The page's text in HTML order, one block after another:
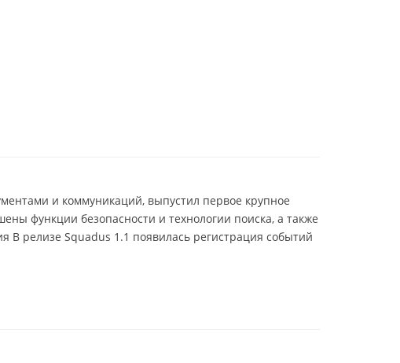
и коммуникаций, выпустил первое крупное
функции безопасности и технологии поиска, а также
В релизе Squadus 1.1 появилась регистрация событий